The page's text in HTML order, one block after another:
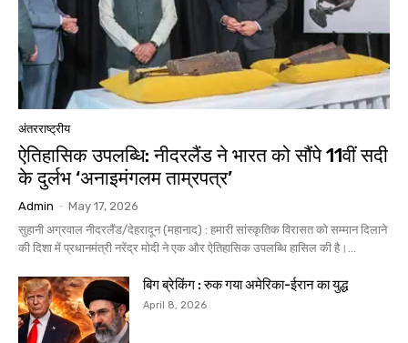
अंतरराष्ट्रीय
ऐतिहासिक उपलब्धि: नीदरलैंड ने भारत को सौंपे 11वीं सदी
के दुर्लभ ‘अनाइमंगलम ताम्रपत्र’
Admin - May 17, 2026
सुहानी अग्रवाल नीदरलैंड/देहरादून (महानाद) : हमारी सांस्कृतिक विरासत को सम्मान दिलाने
की दिशा में प्रधानमंत्री नरेंद्र मोदी ने एक और ऐतिहासिक उपलब्धि हासिल की है।...
बिग ब्रेकिंग : रुक गया अमेरिका-ईरान का युद्ध
April 8, 2026